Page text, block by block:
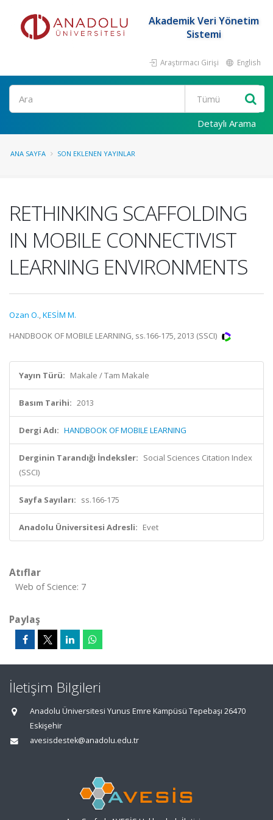
Akademik Veri Yönetim
Sistemi
Araştırmacı Girişi English
Ara
Detaylı Arama
ANA SAYFA SON EKLENEN YAYINLAR
RETHINKING SCAFFOLDING
IN MOBILE CONNECTIVIST
LEARNING ENVIRONMENTS
Ozan O.,KESİM M.
HANDBOOK OF MOBILE LEARNING, ss.166-175, 2013 (SSCI)
Yayın Türü: Makale / Tam Makale
Basım Tarihi: 2013
Dergi Adı: HANDBOOK OF MOBILE LEARNING
Derginin Tarandığı İndeksler: Social Sciences Citation Index
(SSCI)
Sayfa Sayıları: ss.166-175
Anadolu Üniversitesi Adresli: Evet
Atıflar
Web of Science: 7
Paylaş
İletişim Bilgileri
Anadolu Üniversitesi Yunus Emre Kampüsü Tepebaşı 26470
Eskişehir
avesisdestek@anadolu.edu.tr